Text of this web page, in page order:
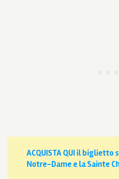
ACQUISTA QUI il
Notre-Dame e la Sainte